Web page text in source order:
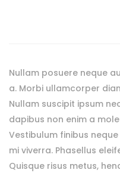
Nullam posuere neque
a. Morbi ullamcorper
Nullam suscipit ipsum
dapibus non enim a
Vestibulum finibus
mi viverra. Phasellus
Quisque risus metus,